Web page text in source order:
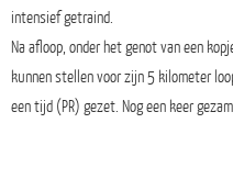
intensief getraind.
Na afloop, onder het genot van een
kunnen stellen voor zijn 5 kilometer
een tijd (PR) gezet. Nog een keer